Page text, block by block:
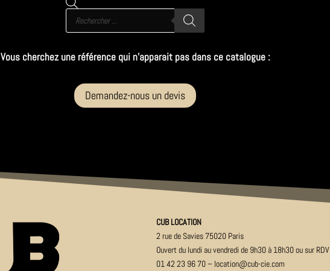
Recherche
produits
Vous cherchez une référence qui n’apparait pas dans ce catalogue :
Demandez-nous un devis
CUB LOCATION
2 rue de Savies 75020 Paris
Ouvert du lundi au vendredi de 9h30 à 18h30 ou sur RDV
01 42 23 96 70– location@cub-cie.com